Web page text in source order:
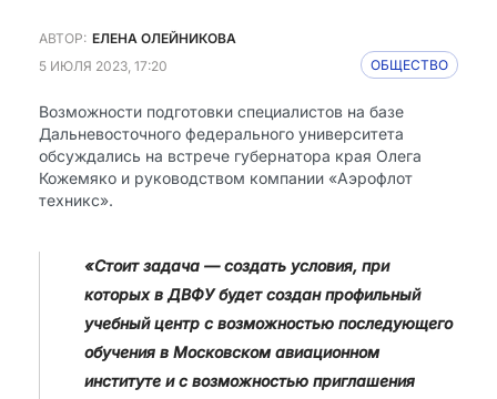
АВТОР: ЕЛЕНА ОЛЕЙНИКОВА
5 ИЮЛЯ 2023, 17:20
ОБЩЕСТВО
Возможности подготовки специалистов на базе
Дальневосточного федерального университета
обсуждались на встрече губернатора края Олега
Кожемяко и руководством компании «Аэрофлот
техникс».
«Стоит задача — создать условия, при
которых в ДВФУ будет создан профильный
учебный центр с возможностью последующего
обучения в Московском авиационном
институте и с возможностью приглашения